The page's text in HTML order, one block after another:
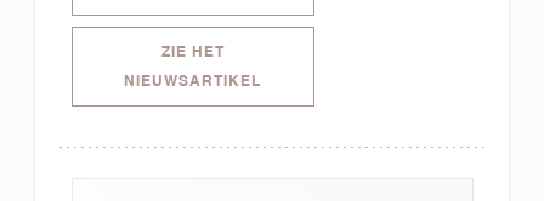
ZIE HET
NIEUWSARTIKEL